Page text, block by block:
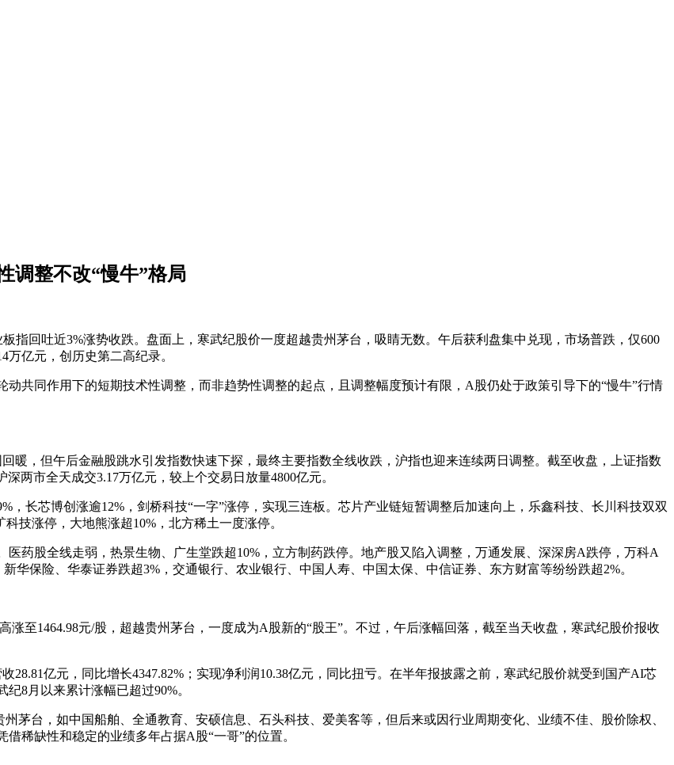
调整不改“慢牛”格局
指回吐近3%涨势收跌。盘面上，寒武纪股价一度超越贵州茅台，吸睛无数。午后获利盘集中兑现，市场普跌，仅600
万亿元，创历史第二高纪录。
共同作用下的短期技术性调整，而非趋势性调整的起点，且调整幅度预计有限，A股仍处于政策引导下的“慢牛”行情
暖，但午后金融股跳水引发指数快速下探，最终主要指数全线收跌，沪指也迎来连续两日调整。截至收盘，上证指数
两市全天成交3.17万亿元，较上个交易日放量4800亿元。
，长芯博创涨逾12%，剑桥科技“一字”涨停，实现三连板。芯片产业链短暂调整后加速向上，乐鑫科技、长川科技双双
技涨停，大地熊涨超10%，北方稀土一度涨停。
药股全线走弱，热景生物、广生堂跌超10%，立方制药跌停。地产股又陷入调整，万通发展、深深房A跌停，万科A
华保险、华泰证券跌超3%，交通银行、农业银行、中国人寿、中国太保、中信证券、东方财富等纷纷跌超2%。
至1464.98元/股，超越贵州茅台，一度成为A股新的“股王”。不过，午后涨幅回落，截至当天收盘，寒武纪股价报收
28.81亿元，同比增长4347.82%；实现净利润10.38亿元，同比扭亏。在半年报披露之前，寒武纪股价就受到国产AI芯
8月以来累计涨幅已超过90%。
茅台，如中国船舶、全通教育、安硕信息、石头科技、爱美客等，但后来或因行业周期变化、业绩不佳、股价除权、
稀缺性和稳定的业绩多年占据A股“一哥”的位置。